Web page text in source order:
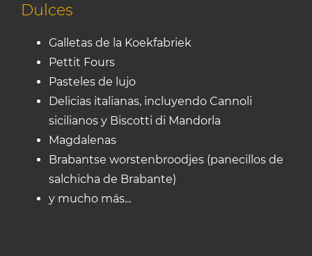
Dulces
Galletas de la Koekfabriek
Pettit Fours
Pasteles de lujo
Delicias italianas, incluyendo Cannoli
sicilianos y Biscotti di Mandorla
Magdalenas
Brabantse worstenbroodjes (panecillos de
salchicha de Brabante)
y mucho más...